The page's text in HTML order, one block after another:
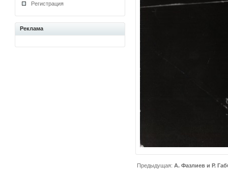
Регистрация
Реклама
Предыдущая:А. Фазлиев и Р.